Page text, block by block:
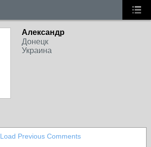
Александр
Донецк
Украина
Load Previous Comments